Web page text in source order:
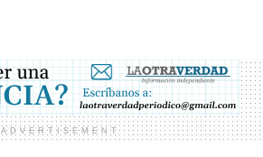
ADVERTISEMENT